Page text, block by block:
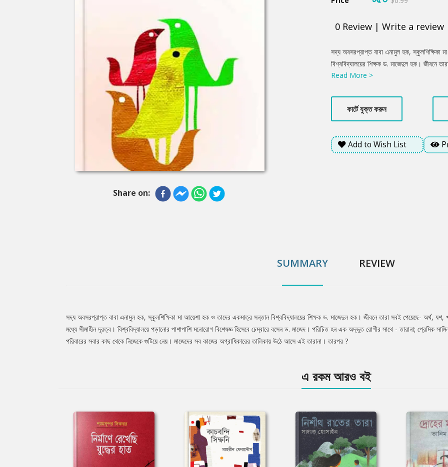
Share on:
0 Review | Write a review
Product
Summery
সদ্য অবসরপ্রাপ্ত বাবা এনামুল হক, স্কুলশিক্ষিকা
বিশ্ববিদ্যালয়ের শিক্ষক ড. মাজেদুল হক। জীবনে
মিল। এত কাছাকাছি সবাই, তারপরেও তাদের মধ্যে
প্রেমিক সামিনসহ বন্ধুবান্ধবদের সাথে সেন্টমার্টিন
থেকে নিজেকে গুটিয়ে নেয়। মাজেদের সব কাজের
?
Read More >
কার্টে যুক্ত করুন
Add to Wish List
SUMMARY REVIEW
Tab
সদ্য অবসরপ্রাপ্ত বাবা এনামুল হক, স্কুলশিক্ষিকা মা আয়েশা হক ও তাদের একমাত্র সন্তান বিশ্ববিদ্যালয়ের শিক্ষক ড. মাজেদুল হক। জীবনে তারা সবই পেয়েছে- অর্থ,
মধ্যে সীমাহীন দূরত্ব। বিশ্ববিদ্যালয়ে পড়ানোর পাশাপাশি মনোরোগ বিশেষজ্ঞ হিসেবে চেম্বারে বসেন ড. মাজেদ। পরিচিত হন এক অদ্ভুত রোগীর সাথে - তারানা; প্রেমিক
পরিবারের সবার কাছ থেকে নিজেকে গুটিয়ে নেয়। মাজেদের সব কাজের অগ্রাধিকারের তালিকায় উঠে আসে এই তারানা। তারপর ?
এ রকম আরও বই